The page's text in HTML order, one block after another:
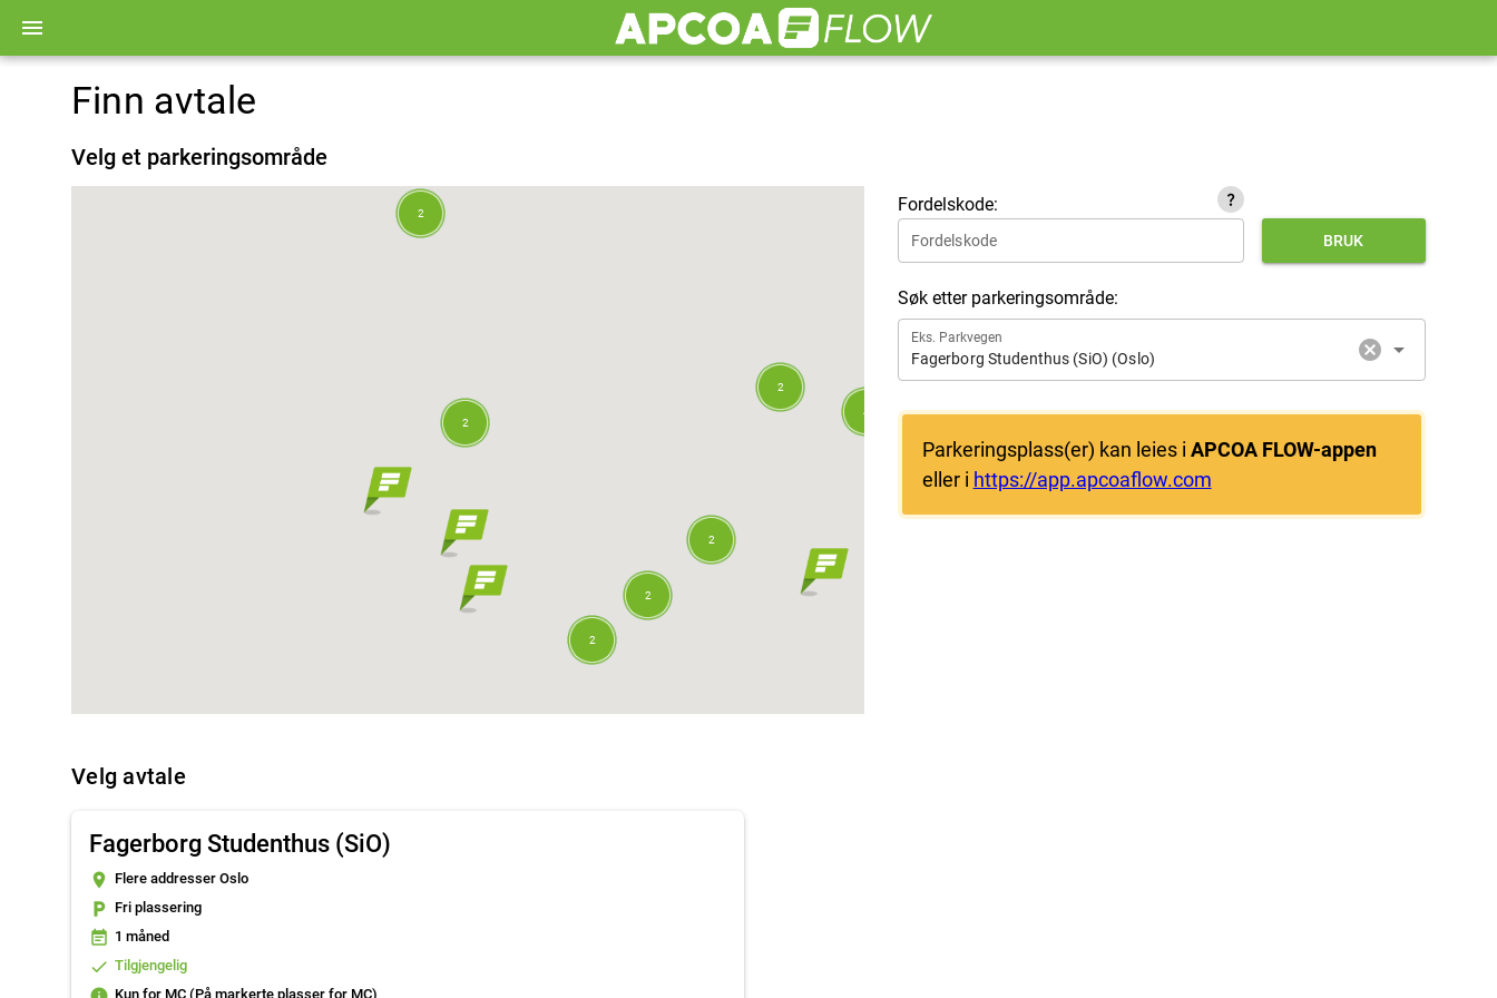
menu
Finn avtale
Velg et parkeringsområde
2
2
2
2
2
2
2
4
2
Fordelskode: question_mark
Fordelskode BRUK
Søk etter parkeringsområde:
Fagerborg Studenthus (SiO) (Oslo)
Eks. Parkvegen cancel arrow_drop_down
Parkeringsplass(er) kan leies i APCOA FLOW-appen
eller i https://app.apcoaflow.com
Velg avtale
Fagerborg Studenthus (SiO)
place Flere addresser Oslo
local_parking Fri plassering
event_note 1 måned
done Tilgjengelig
Kun for MC (På markerte plasser for MC)